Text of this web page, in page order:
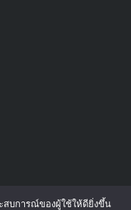
สบการณ์ของผู้ใช้ให้ดียิ่งขึ้น